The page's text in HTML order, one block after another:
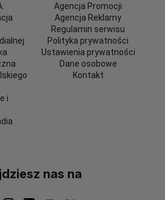
i
Agencja Promocji
Agencja Reklamy
Regulamin serwisu
Polityka prywatności
Ustawienia prywatności
Dane osobowe
Kontakt
nas na